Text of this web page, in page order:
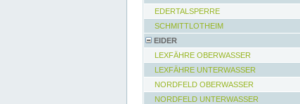
EDERTALSPERRE
SCHMITTLOTHEIM
EIDER
LEXFÄHRE OBERWASSER
LEXFÄHRE UNTERWASSER
NORDFELD OBERWASSER
NORDFELD UNTERWASSER